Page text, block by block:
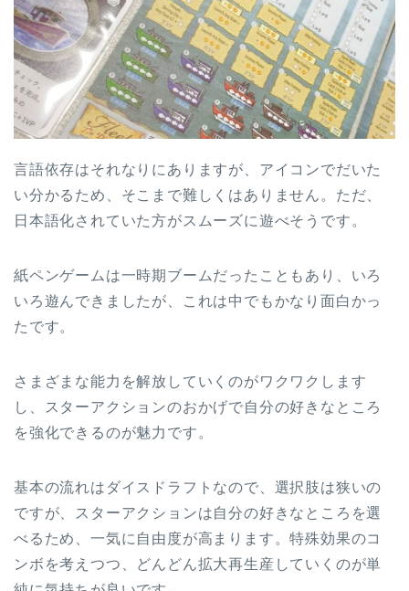
言語依存はそれなりにありますが、アイコンでだいた
い分かるため、そこまで難しくはありません。ただ、
日本語化されていた方がスムーズに遊べそうです。
紙ペンゲームは一時期ブームだったこともあり、いろ
いろ遊んできましたが、これは中でもかなり面白かっ
たです。
さまざまな能力を解放していくのがワクワクします
し、スターアクションのおかげで自分の好きなところ
を強化できるのが魅力です。
基本の流れはダイスドラフトなので、選択肢は狭いの
ですが、スターアクションは自分の好きなところを選
べるため、一気に自由度が高まります。特殊効果のコ
ンボを考えつつ、どんどん拡大再生産していくのが単